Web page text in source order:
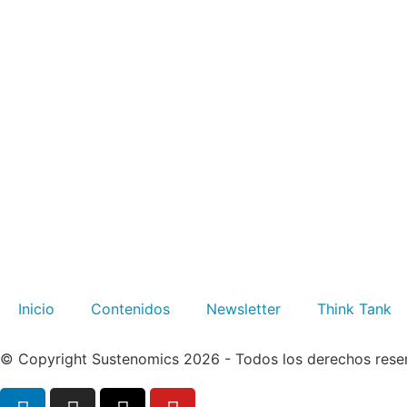
Inicio Contenidos Newsletter Think Tank
© Copyright Sustenomics 2026 - Todos los derechos